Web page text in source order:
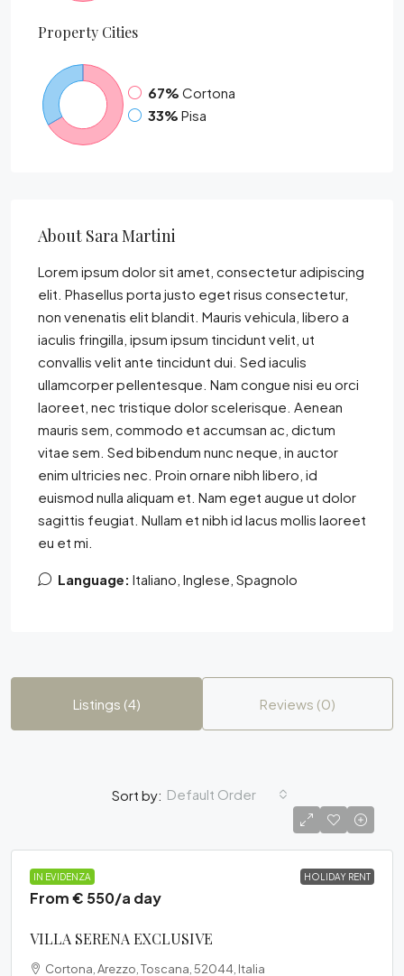
Property Cities
67% Cortona
33% Pisa
About Sara Martini
Lorem ipsum dolor sit amet, consectetur adipiscing
elit. Phasellus porta justo eget risus consectetur,
non venenatis elit blandit. Mauris vehicula, libero a
iaculis fringilla, ipsum ipsum tincidunt velit, ut
convallis velit ante tincidunt dui. Sed iaculis
ullamcorper pellentesque. Nam congue nisi eu orci
laoreet, nec tristique dolor scelerisque. Aenean
mauris sem, commodo et accumsan ac, dictum
vitae sem. Sed bibendum nunc neque, in auctor
enim ultricies nec. Proin ornare nibh libero, id
euismod nulla aliquam et. Nam eget augue ut dolor
sagittis feugiat. Nullam et nibh id lacus mollis laoreet
eu et mi.
Language: Italiano, Inglese, Spagnolo
Listings (4) Reviews (0)
Sort by: Default Order
IN EVIDENZA HOLIDAY RENT
VILLA
From € 550/a day
VILLA SERENA EXCLUSIVE
Cortona, Arezzo, Toscana, 52044, Italia